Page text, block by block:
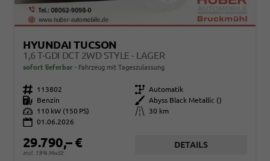
HYUNDAI TUCSON
1,6 T-GDI DCT 2WD STYLE - LAGER
sofort lieferbar Fahrzeug mit Tageszulassung
Fahrzeugnr. 113802 Getriebe Automatik
Kraftstoff
Benzin Außenfarbe
Abyss Black Metallic ()
Leistung
110 kW (150 PS) Kilometerstand
30 km
01.06.2026
29.790,– €
incl. 19% MwSt.
DETAILS